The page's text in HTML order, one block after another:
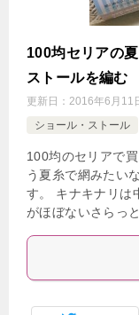
100均セリアの
ストールを編む
更新日： 2016年6月11
ショール・ストール
100均のセリアで
う夏糸で網みたい
す。 キナキナリは
がほぼないさらっ